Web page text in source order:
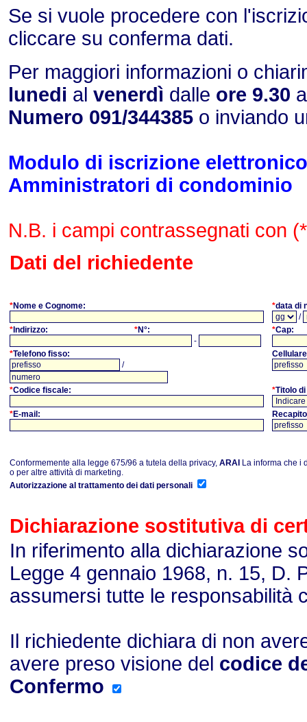
Se si vuole procedere con
cliccare su conferma dati.
Per maggiori informazioni o
lunedi al venerdì dalle ore 9.30
Numero 091/344385 o inviando
Modulo di iscrizione
Amministratori di condominio
N.B. i campi contrassegnati con
Dati del richiedente
*Nome e Cognome: *data di
/
* Indirizzo: *N°:
-
*Cap:
*Telefono fisso:
/
*Codice fiscale: *Titolo
*E-mail:
Conformemente alla legge 675/96 a tutela della privacy, ARAI La informa che i
o per altre attività di marketing.
Autorizzazione al trattamento dei dati personali
Dichiarazione sostitutiva di
In riferimento alla dichiarazione
Legge 4 gennaio 1968, n. 15, D.
assumersi tutte le responsabilità
Il richiedente dichiara di non
avere preso visione del codice
Confermo